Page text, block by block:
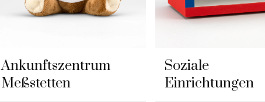
Ankunftszentrum
Meßstetten
Soziale
Einrichtungen